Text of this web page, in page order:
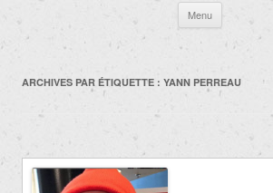
Menu
contenu
ARCHIVES PAR ÉTIQUETTE : YANN PERREAU